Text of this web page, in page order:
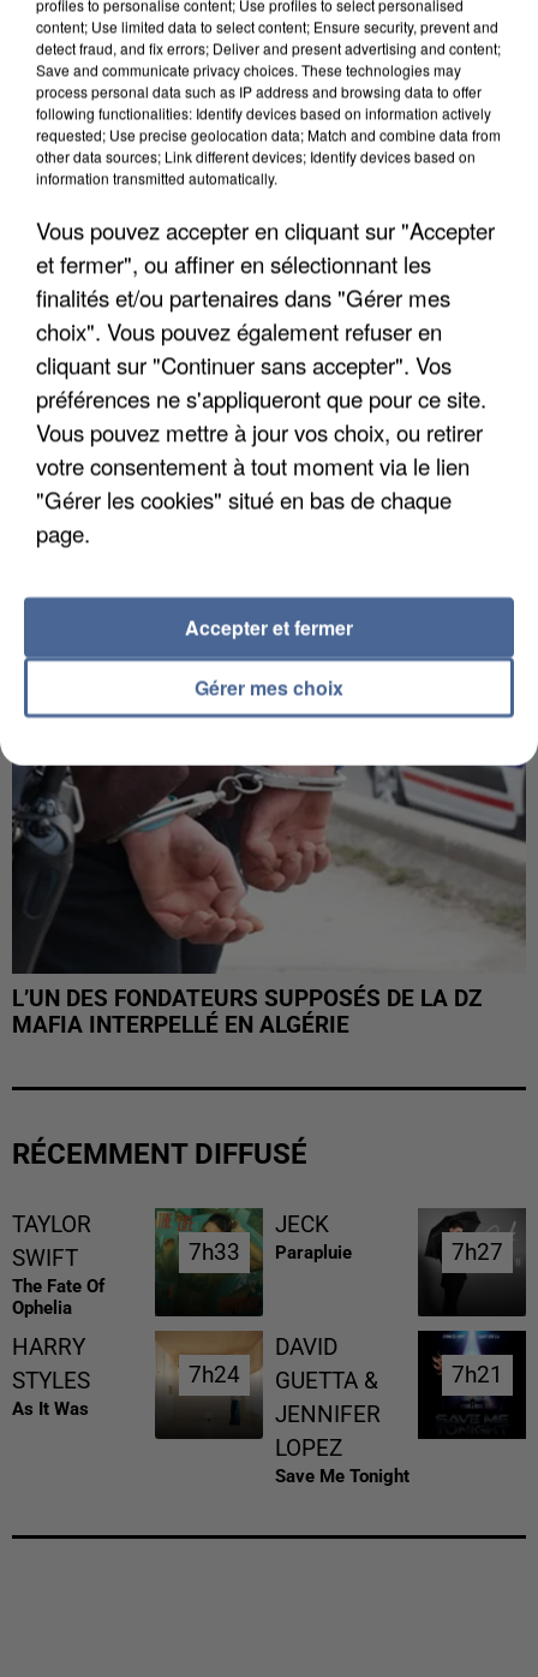
INCENDIES : L’ÎLE-DE-FRANCE LANCE UN ÉLAN
DE SOLIDARITÉ AVEC LES...
APRÈS TOUTES CES CANICULES, LES REFUGES
L’UN DES FONDATEURS SUPPOSÉS DE LA DZ
MAFIA INTERPELLÉ EN ALGÉRIE
RÉCEMMENT DIFFUSÉ
TAYLOR
SWIFT
The Fate Of
Ophelia
7h33
7h33
JECK
Parapluie 7h27
7h27
HARRY
STYLES
As It Was
7h24
7h24
DAVID
GUETTA &
JENNIFER
LOPEZ
Save Me Tonight
7h21
7h21
content; Use limited data to select content; Ensure security, prevent and
detect fraud, and fix errors; Deliver and present advertising and content;
Save and communicate privacy choices. These technologies may
process personal data such as IP address and browsing data to offer
following functionalities: Identify devices based on information actively
requested; Use precise geolocation data; Match and combine data from
other data sources; Link different devices; Identify devices based on
information transmitted automatically.
Vous pouvez accepter en cliquant sur "Accepter
et fermer", ou affiner en sélectionnant les
finalités et/ou partenaires dans "Gérer mes
choix". Vous pouvez également refuser en
cliquant sur "Continuer sans accepter". Vos
préférences ne s'appliqueront que pour ce site.
Vous pouvez mettre à jour vos choix, ou retirer
votre consentement à tout moment via le lien
"Gérer les cookies" situé en bas de chaque
page.
Gérer mes choix
Accepter et fermer